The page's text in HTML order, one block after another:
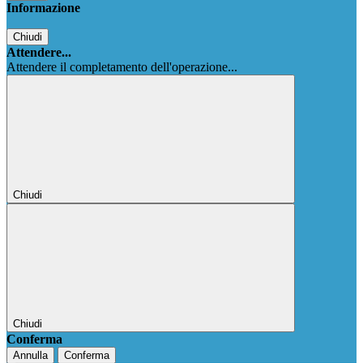
Informazione
Chiudi
Attendere...
Attendere il completamento dell'operazione...
Chiudi
Chiudi
Conferma
Annulla Conferma